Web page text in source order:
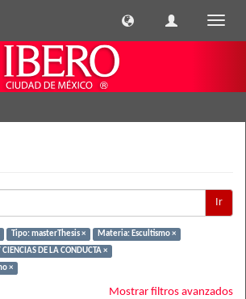
Ir
Tipo: masterThesis ×
Materia: Escultismo ×
DE LA CONDUCTA ×
×
Mostrar filtros avanzados